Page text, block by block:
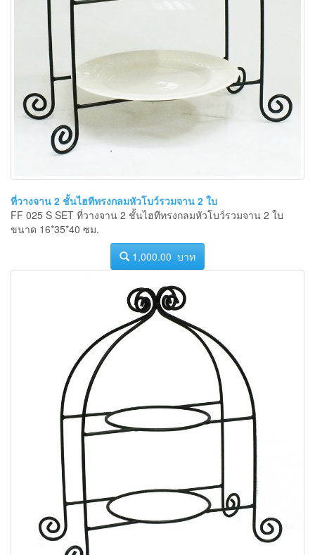
ที่วางจาน 2 ชั้นไฮทีทรงกลมหัวโบว์รวมจาน 2 ใบ
FF 025 S SET ที่วางจาน 2 ชั้นไฮทีทรงกลมหัวโบว์รวมจาน 2 ใบ
ขนาด 16*35*40 ซม.
1,000.00 บาท